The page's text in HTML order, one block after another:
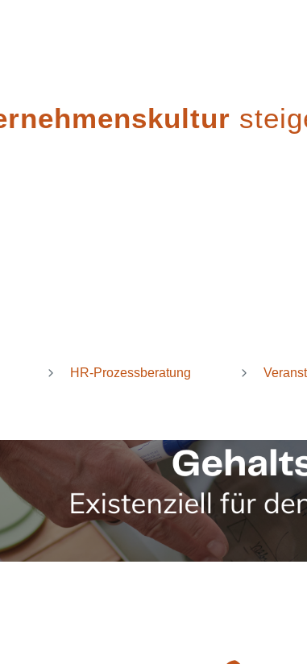
HR-Prozessberatung